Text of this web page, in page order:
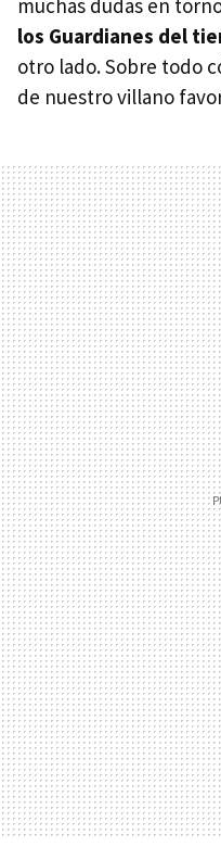
muchas dudas en
los Guardianes del
otro lado. Sobre todo
de nuestro villano